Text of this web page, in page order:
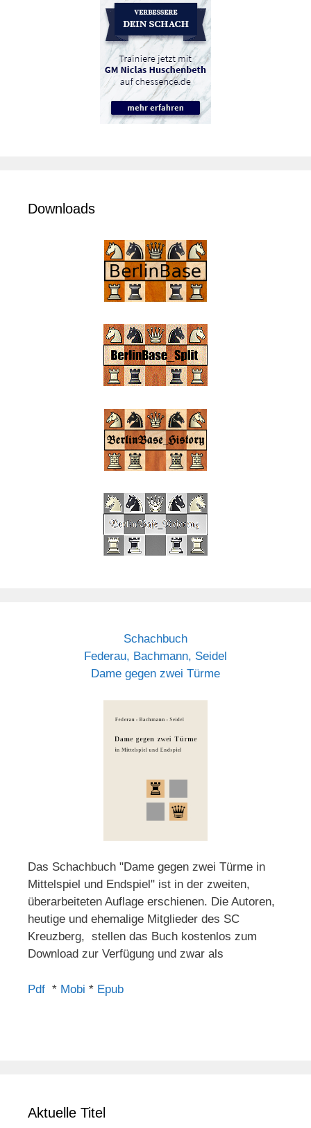
Downloads
Schachbuch
Federau, Bachmann, Seidel
Dame gegen zwei Türme
Das Schachbuch "Dame gegen zwei Türme in
Mittelspiel und Endspiel" ist in der zweiten,
überarbeiteten Auflage erschienen. Die Autoren,
heutige und ehemalige Mitglieder des SC
Kreuzberg, stellen das Buch kostenlos zum
Download zur Verfügung und zwar als
Pdf * Mobi * Epub
Aktuelle Titel